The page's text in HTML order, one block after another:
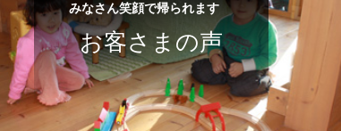
みなさん笑顔で帰られます
お客さまの声